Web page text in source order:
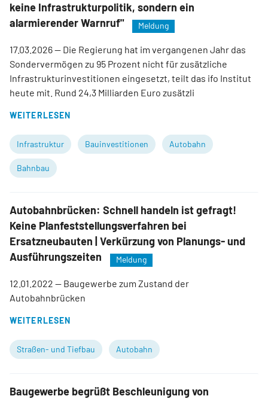
keine Infrastrukturpolitik, sondern ein
alarmierender Warnruf"
Meldung
17.03.2026— Die Regierung hat im vergangenen Jahr das
Sondervermögen zu 95 Prozent nicht für zusätzliche
Infrastrukturinvestitionen eingesetzt, teilt das ifo Institut
heute mit. Rund 24,3 Milliarden Euro zusätzli
WEITERLESEN
Infrastruktur Bauinvestitionen Autobahn
Bahnbau
Autobahnbrücken: Schnell handeln ist gefragt!
Keine Planfeststellungsverfahren bei
Ersatzneubauten | Verkürzung von Planungs- und
Ausführungszeiten
Meldung
12.01.2022 — Baugewerbe zum Zustand der
Autobahnbrücken
WEITERLESEN
Straßen- und Tiefbau Autobahn
Baugewerbe begrüßt Beschleunigung von